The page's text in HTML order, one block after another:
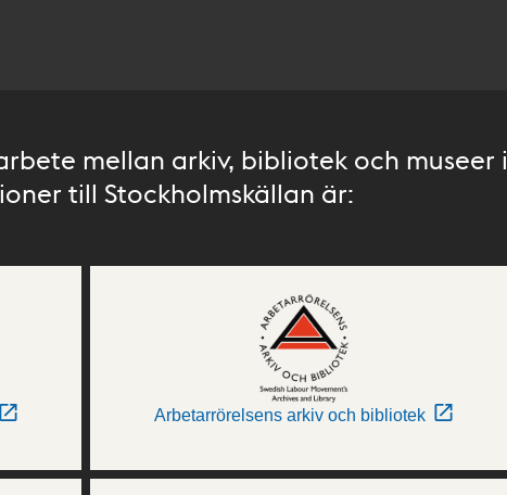
mellan arkiv, bibliotek och museer i
till Stockholmskällan är:
Arbetarrörelsens arkiv och bibliotek